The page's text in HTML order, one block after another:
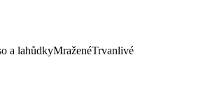
a lahůdkyMraženéTrvanlivé